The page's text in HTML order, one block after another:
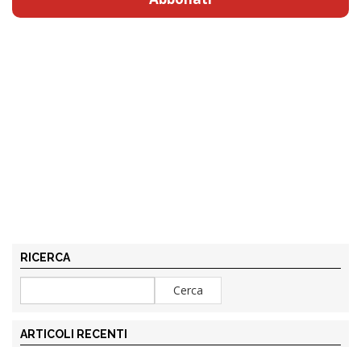
RICERCA
ARTICOLI RECENTI